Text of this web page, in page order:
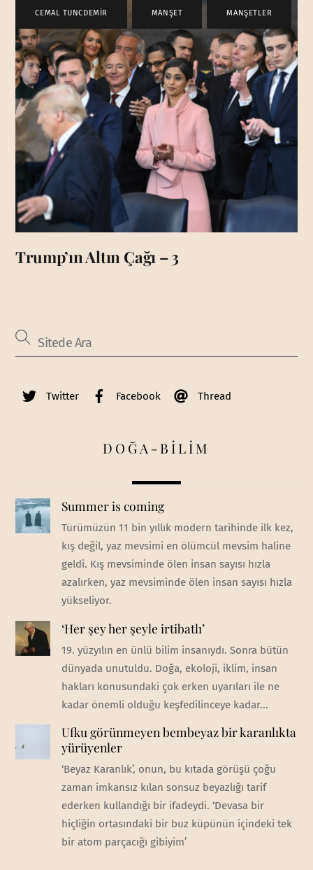
CEMAL TUNCDEMİR MANŞET MANŞETLER
Trump’ın Altın Çağı – 3
Twitter Facebook Thread
DOĞA-BİLİM
Summer is coming
Türümüzün 11 bin yıllık modern tarihinde ilk kez,
kış değil, yaz mevsimi en ölümcül mevsim haline
geldi. Kış mevsiminde ölen insan sayısı hızla
azalırken, yaz mevsiminde ölen insan sayısı hızla
yükseliyor.
‘Her şey her şeyle irtibatlı’
19. yüzyılın en ünlü bilim insanıydı. Sonra bütün
dünyada unutuldu. Doğa, ekoloji, iklim, insan
hakları konusundaki çok erken uyarıları ile ne
kadar önemli olduğu keşfedilinceye kadar...
Ufku görünmeyen bembeyaz bir karanlıkta
yürüyenler
‘Beyaz Karanlık’, onun, bu kıtada görüşü çoğu
zaman imkansız kılan sonsuz beyazlığı tarif
ederken kullandığı bir ifadeydi. ‘Devasa bir
hiçliğin ortasındaki bir buz küpünün içindeki tek
bir atom parçacığı gibiyim’